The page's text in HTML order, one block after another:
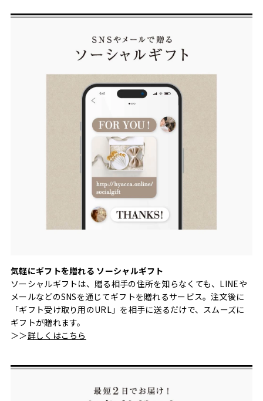
気軽にギフトを贈れる ソーシャルギフト
ソーシャルギフトは、贈る相手の住所を知らなくても、LINEや
メールなどのSNSを通じてギフトを贈れるサービス。注文後に
「ギフト受け取り用のURL」を相手に送るだけで、スムーズに
ギフトが贈れます。
＞＞詳しくはこちら